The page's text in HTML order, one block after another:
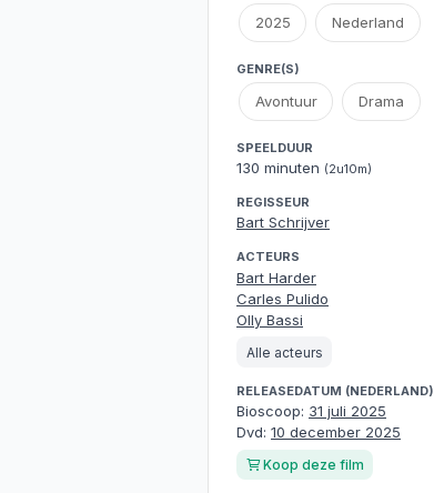
2025 Nederland
GENRE(S)
Avontuur Drama
SPEELDUUR
130 minuten (2u10m)
REGISSEUR
Bart Schrijver
ACTEURS
Bart Harder
Carles Pulido
Olly Bassi
Alle acteurs
RELEASEDATUM (NEDERLAND)
Bioscoop: 31 juli 2025
Dvd: 10 december 2025
Koop deze film